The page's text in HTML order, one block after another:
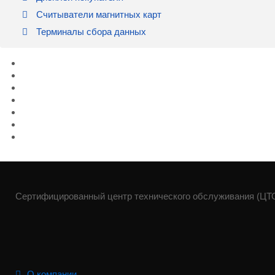
Считыватели магнитных карт
Терминалы сбора данных
Сертифицированный центр технического обслуживания